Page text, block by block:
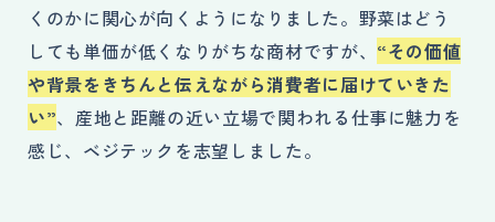
くのかに関心が向くようになりました。野菜はどう
しても単価が低くなりがちな商材ですが、 “その価値
や背景をきちんと伝えながら消費者に届けていきた
い”、産地と距離の近い立場で関われる仕事に魅力を
感じ、ベジテックを志望しました。